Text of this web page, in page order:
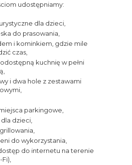
udostępniamy:
dla dzieci,
do prasowania,
i kominkiem, gdzie mile
czas,
kuchnię w pełni
i dwa hole z zestawami
parkingowe,
dzieci,
do wykorzystania,
do internetu na terenie